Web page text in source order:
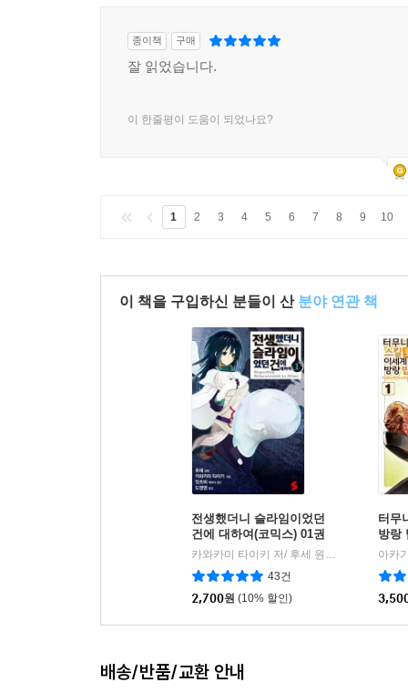
종이책 구매
잘 읽었습니다.
이 한줄평이 도움이 되었나요?
1 2 3 4 5 6 7 8 9 10
이 책을 구입하신 분들이 산 분야 연관 책
전생했더니 슬라임이었던
건에 대하여(코믹스) 01권
카와카미 타이키 저/ 후세 원작/ 밋츠바 원화 저
43건
2,700원 (10% 할인)
터무
방랑
배송/반품/교환 안내